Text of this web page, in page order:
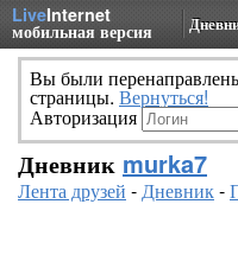
LiveInternet
мобильная версия
Вы были
страницы. Вернуться!
Авторизация
Дневник murka7
Лента друзей -Дневник-